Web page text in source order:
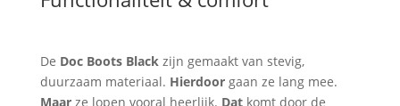
De Doc Boots Blackzijn gemaakt van stevig,
duurzaam materiaal. Hierdoorgaan ze lang mee.
Maarze lopen vooral heerlijk. Datkomt door de